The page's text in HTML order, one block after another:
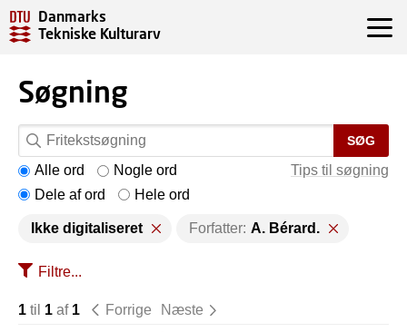
Danmarks
Tekniske Kulturarv
Søgning
SØG
Tips til søgning
Alle ord
Nogle ord
Dele af ord
Hele ord
Ikke digitaliseret Forfatter: A. Bérard.
Filtre...
1 til 1 af 1 Forrige
Næste